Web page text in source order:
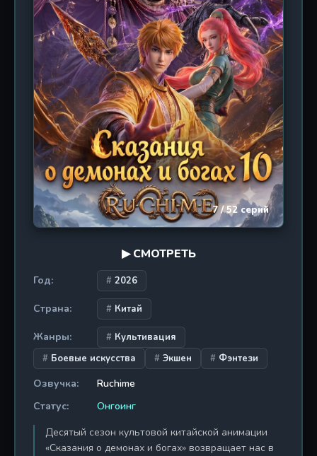
хореография в стипе уся, фантастические
пейзажи — от парящих островов до подземных
гробниц — и саундтрек, пронизанный мотивами
древних китайских легенд. Сюжет развивается
нелинейно: вставки из прошлого раскрывают,
почему мир погрузился в хаос, а пророчества о
«Втором пришествии богов» обретают зловещий
смысл. Фанаты жанра культивации будут в
восторге от новых уровней ци: Небесная
скрижаль, Смертельная эссенция, Изначальная
пустота. Но главное — философский подтекст:
что есть бессмертие, если оно стоит
человечности? Чэнь Нань ищет ответ, ломая
шаблоны классических героев. 12 серий, каждая
длительностью около 14 минут, умещают
повествование. Это аниме для тех, кто ценит
эпичные битвы, глубокую мифологию и истории о
преодолении рока. Смотрите на Ruchime —
эксклюзивно в хорошем качестве, с русскими
субтитрами и озвучкой.
7 / 52 серий
▶ СМОТРЕТЬ
Год: 2026
Страна: Китай
Жанры:
Культивация
Боевые искусства
Экшен Фэнтези
Озвучка:
Ruchime
Статус:
Онгоинг
Десятый сезон культовой китайской анимации
«Сказания о демонах и богах» возвращает нас в